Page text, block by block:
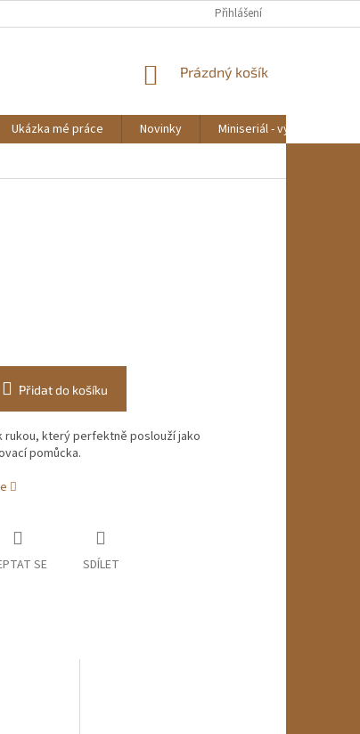
Přihlášení
NÁKUPNÍ
Prázdný košík
Ukázka mé práce Novinky
Miniseriál - výroba lavičky
Přidat do košíku
rukou, který perfektně poslouží jako
pomůcka.
SE SDÍLET